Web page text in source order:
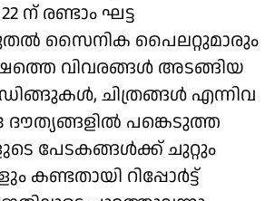
രണ്ടാം ഘട്ട
സൈനിക പൈലറ്റുമാരും
വിവരങ്ങള്‍ അടങ്ങിയ
ചിത്രങ്ങള്‍ എന്നിവ
ദൗത്യങ്ങളില്‍ പങ്കെടുത്ത
പേടകങ്ങള്‍ക്ക് ചുറ്റും
റിപ്പോര്‍ട്ട്